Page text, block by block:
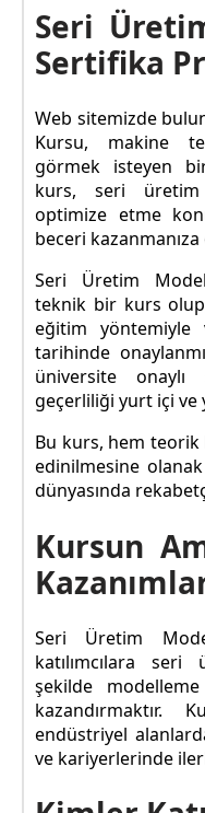
Seri
Sertifika
Web sitemizde
Kursu, makine
görmek isteyen
kurs, seri üretim
optimize etme
beceri kazanmanıza
Seri Üretim
teknik bir kurs
eğitim yöntemiyle
tarihinde
üniversite onaylı
geçerliliği yurt içi ve
Bu kurs, hem
edinilmesine olanak
dünyasında
Kursun
Seri Üretim
katılımcılara
şekilde
kazandırmaktır.
endüstriyel
ve kariyerlerinde